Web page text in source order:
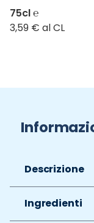
75cl ℮
3,59 € al CL
Descrizione
Ingredienti